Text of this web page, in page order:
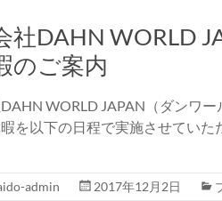
社DAHN WORLD
のご案内
WORLD JAPAN（ダンワ
を以下の日程で実施させてい
admin 2017年12月2日